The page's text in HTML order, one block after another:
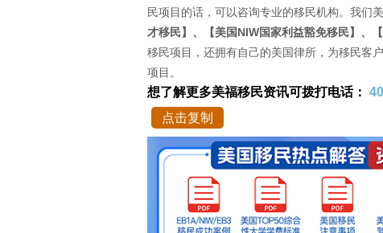
民项目的话，可以咨询专业的移民机构。我们
才移民】、【美国NIW国家利益豁免移民】、
移民项目，还拥有自己的美国律所，为移民客
项目。
想了解更多美福移民资讯可拨打电话：
点击复制